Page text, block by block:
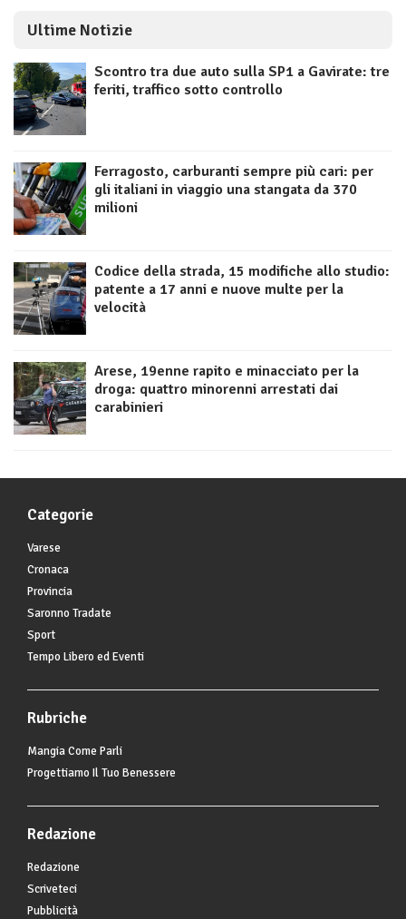
Ultime Notizie
Scontro tra due auto sulla SP1 a Gavirate: tre
feriti, traffico sotto controllo
Ferragosto, carburanti sempre più cari: per
gli italiani in viaggio una stangata da 370
milioni
Codice della strada, 15 modifiche allo studio:
patente a 17 anni e nuove multe per la
velocità
Arese, 19enne rapito e minacciato per la
droga: quattro minorenni arrestati dai
carabinieri
Categorie
Varese
Cronaca
Provincia
Saronno Tradate
Sport
Tempo Libero ed Eventi
Rubriche
Mangia Come Parli
Progettiamo Il Tuo Benessere
Redazione
Redazione
Scriveteci
Pubblicità